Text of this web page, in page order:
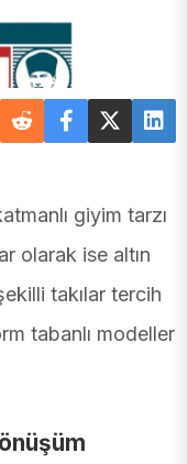
giyim tarzı
olarak ise altın
takılar tercih
tabanlı modeller